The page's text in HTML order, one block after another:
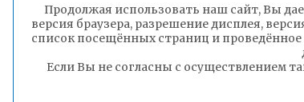
Продолжая использовать наш сайт, Вы
версия браузера, разрешение дисплея,
список посещённых страниц и
Если Вы не согласны с осуществлением